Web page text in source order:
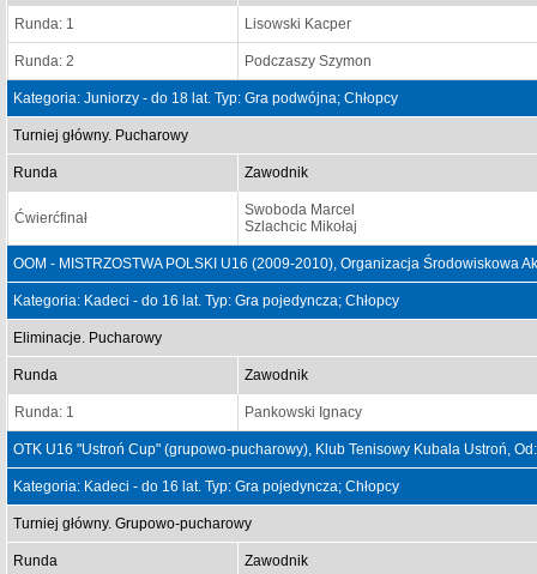
Runda: 1 Lisowski Kacper
Runda: 2 Podczaszy Szymon
Kategoria: Juniorzy - do 18 lat. Typ: Gra podwójna; Chłopcy
Turniej główny. Pucharowy
Runda Zawodnik
Ćwierćfinał
Swoboda Marcel
Szlachcic Mikołaj
OOM - MISTRZOSTWA POLSKI U16 (2009-2010), Organizacja
Kategoria: Kadeci - do 16 lat. Typ: Gra pojedyncza; Chłopcy
Eliminacje. Pucharowy
Runda Zawodnik
Runda: 1 Pankowski Ignacy
OTK U16 "Ustroń Cup" (grupowo-pucharowy), Klub Tenisowy Kubala Ustroń,
Kategoria: Kadeci - do 16 lat. Typ: Gra pojedyncza; Chłopcy
Turniej główny. Grupowo-pucharowy
Runda Zawodnik